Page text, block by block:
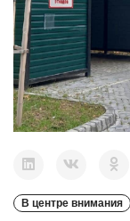
В центре внимания